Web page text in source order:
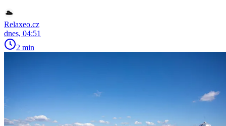
Relaxeo.cz
dnes, 04:51
2 min